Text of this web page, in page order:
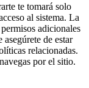
te tomará solo
al sistema. La
adicionales
de estar
relacionadas.
por el sitio.